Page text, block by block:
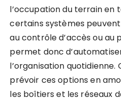
l’occupation du terrain en
certains systèmes
au contrôle d’accès ou au
permet donc
l’organisation quotidienne.
prévoir ces options en
les boîtiers et les réseaux